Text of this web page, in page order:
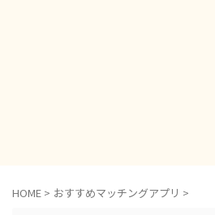
HOME > おすすめマッチングアプリ >